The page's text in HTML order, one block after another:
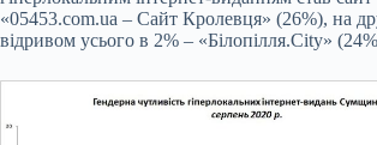
«05453.com.ua – Cайт Кролевця» (26%), на
відривом усього в 2% – «Білопілля.City»